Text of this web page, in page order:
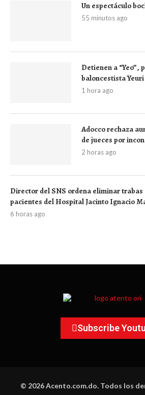
Un espectáculo
55 minutos ago
Detienen a “Yeo”,
baloncestista
1 hora ago
Adocco rechaza
de jueces por
2 horas ago
Director del SNS ordena eliminar trabas
pacientes del Hospital Jacinto Ignacio
6 horas ago
Subscribe
© 2026 Acento.com.do. Todos los